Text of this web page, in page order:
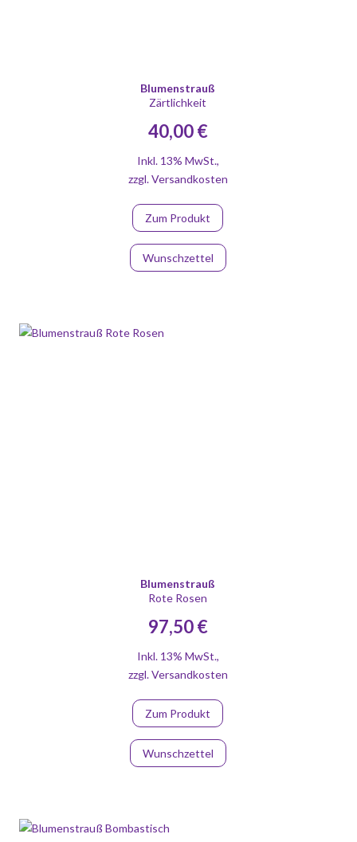
Blumenstrauß
Zärtlichkeit
40,00 €
Inkl. 13% MwSt.,
zzgl.Versandkosten
Zum Produkt
Wunschzettel
Blumenstrauß
Rote Rosen
97,50 €
Inkl. 13% MwSt.,
zzgl.Versandkosten
Zum Produkt
Wunschzettel